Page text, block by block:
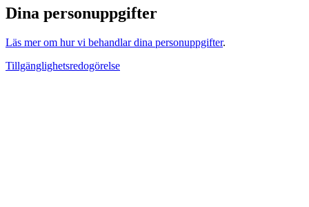
Dina personuppgifter
Läs mer om hur vi behandlar dina personuppgifter.
Tillgänglighetsredogörelse